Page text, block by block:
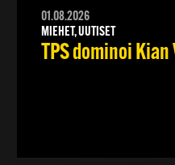
01.08.2026
MIEHET, UUTISET
TPS dominoi